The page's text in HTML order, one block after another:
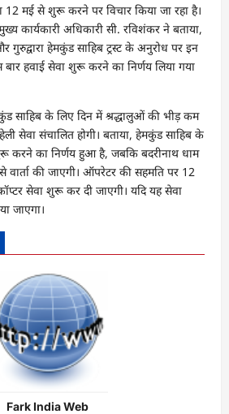
12 मई से शुरू करने पर विचार किया जा रहा है।
कार्यकारी अधिकारी सी. रविशंकर ने बताया,
गुरुद्वारा हेमकुंड साहिब ट्रस्ट के अनुरोध पर इन
बार हवाई सेवा शुरू करने का निर्णय लिया गया
साहिब के लिए दिन में श्रद्धालुओं की भीड़ कम
सेवा संचालित होगी। बताया, हेमकुंड साहिब के
करने का निर्णय हुआ है, जबकि बदरीनाथ धाम
की जाएगी। ऑपरेटर की सहमति पर 12
सेवा शुरू कर दी जाएगी। यदि यह सेवा
जाएगा।
Fark India Web